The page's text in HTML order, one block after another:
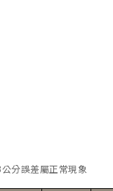
分誤差屬正常現象